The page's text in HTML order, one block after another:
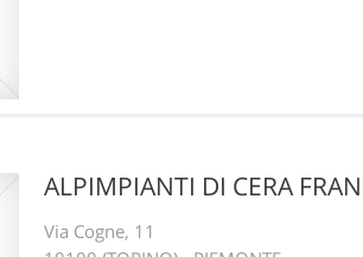
ALPIMPIANTI DI CERA
Via Cogne, 11